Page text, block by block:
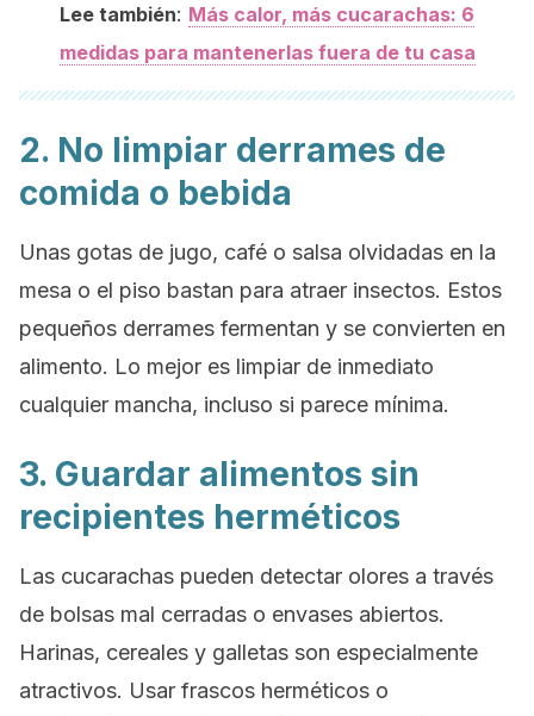
Lee también: Más calor, más cucarachas: 6
medidas para mantenerlas fuera de tu casa
2. No limpiar derrames de
comida o bebida
Unas gotas de jugo, café o salsa olvidadas en la
mesa o el piso bastan para atraer insectos. Estos
pequeños derrames fermentan y se convierten en
alimento. Lo mejor es limpiar de inmediato
cualquier mancha, incluso si parece mínima.
3. Guardar alimentos sin
recipientes herméticos
Las cucarachas pueden detectar olores a través
de bolsas mal cerradas o envases abiertos.
Harinas, cereales y galletas son especialmente
atractivos. Usar frascos herméticos o